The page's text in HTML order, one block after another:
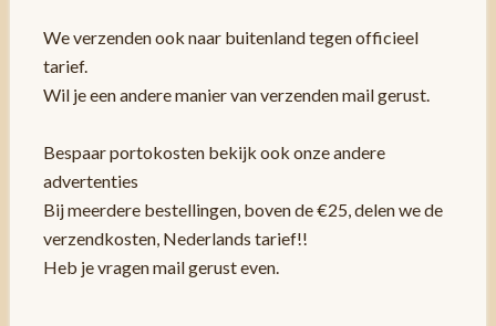
We verzenden ook naar buitenland tegen officieel
tarief.
Wil je een andere manier van verzenden mail gerust.
Bespaar portokosten bekijk ook onze andere
advertenties
Bij meerdere bestellingen, boven de €25, delen we de
verzendkosten, Nederlands tarief!!
Heb je vragen mail gerust even.